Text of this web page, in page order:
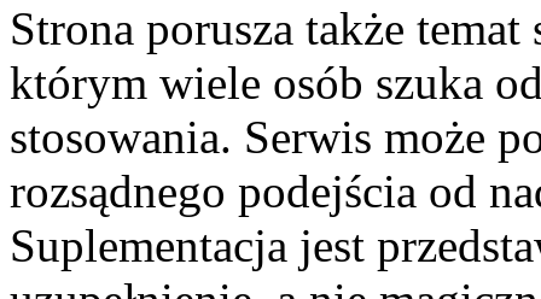
Strona porusza także
którym wiele osób szuka
stosowania. Serwis może
rozsądnego podejścia od
Suplementacja jest